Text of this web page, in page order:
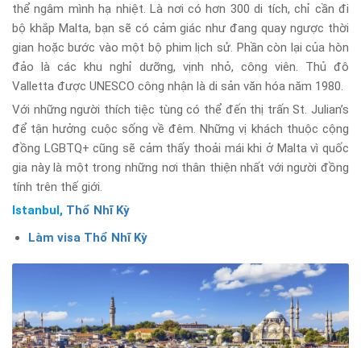
thể ngâm mình hạ nhiệt. Là nơi có hơn 300 di tích, chỉ cần đi
bộ khắp Malta, bạn sẽ có cảm giác như đang quay ngược thời
gian hoặc bước vào một bộ phim lịch sử. Phần còn lại của hòn
đảo là các khu nghỉ dưỡng, vịnh nhỏ, công viên. Thủ đô
Valletta được UNESCO công nhận là di sản văn hóa năm 1980.
Với những người thích tiệc tùng có thể đến thị trấn St. Julian’s
để tận hưởng cuộc sống về đêm. Những vị khách thuộc cộng
đồng LGBTQ+ cũng sẽ cảm thấy thoải mái khi ở Malta vì quốc
gia này là một trong những nơi thân thiện nhất với người đồng
tính trên thế giới.
Istanbul, Thổ Nhĩ Kỳ
Làm visa Thổ Nhĩ Kỳ